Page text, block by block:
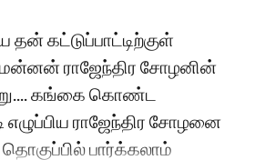
கட்டுப்பாட்டிற்குள்
ராஜேந்திர சோழனின்
கங்கை கொண்ட
எழுப்பிய ராஜேந்திர சோழனை
பார்க்கலாம்